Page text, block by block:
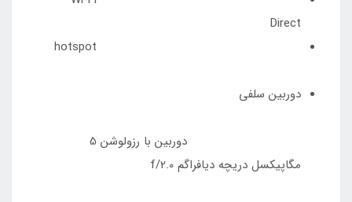
Direct
hotspot
دوربین سلفی
دوربین با رزولوشن 5